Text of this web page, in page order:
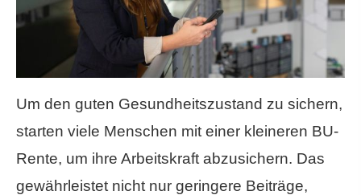
Um den guten Gesundheitszustand zu sichern,
starten viele Menschen mit einer kleineren BU-
Rente, um ihre Arbeitskraft abzusichern. Das
gewährleistet nicht nur geringere Beiträge,